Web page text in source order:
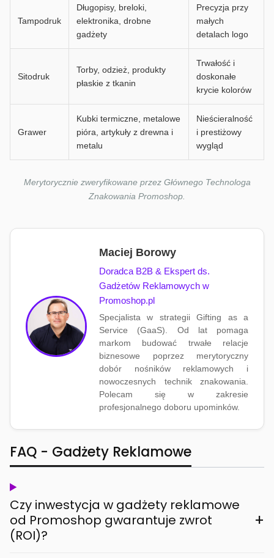
Tampodruk
Długopisy, breloki,
elektronika, drobne
gadżety
Precyzja przy
małych
detalach logo
Sitodruk
Torby, odzież, produkty
płaskie z tkanin
Trwałość i
doskonałe
krycie kolorów
Grawer
Kubki termiczne, metalowe
pióra, artykuły z drewna i
metalu
Nieścieralność
i prestiżowy
wygląd
Merytorycznie zweryfikowane przez Głównego Technologa
Znakowania Promoshop.
Maciej Borowy
Doradca B2B & Ekspert ds.
Gadżetów Reklamowych w
Promoshop.pl
Specjalista w strategii Gifting as a
Service (GaaS). Od lat pomaga
markom budować trwałe relacje
biznesowe poprzez merytoryczny
dobór nośników reklamowych i
nowoczesnych technik znakowania.
Polecam się w zakresie
profesjonalnego doboru upominków.
FAQ - Gadżety Reklamowe
Czy inwestycja w gadżety reklamowe
od Promoshop gwarantuje zwrot
(ROI)?
+